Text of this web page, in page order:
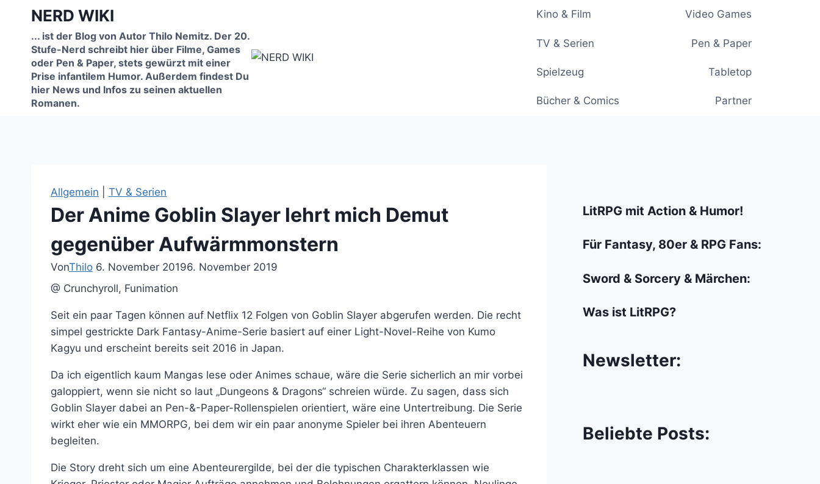
springen
NERD WIKI
... ist der Blog von Autor Thilo Nemitz. Der 20.
Stufe-Nerd schreibt hier über Filme, Games
oder Pen & Paper, stets gewürzt mit einer
Prise infantilem Humor. Außerdem findest Du
hier News und Infos zu seinen aktuellen
Romanen.
Kino & Film Video Games
TV & Serien Pen & Paper
Spielzeug Tabletop
Bücher & Comics Partner
Allgemein TV & Serien
Der Anime Goblin Slayer lehrt mich Demut
gegenüber Aufwärmmonstern
VonThilo 6. November 20196. November 2019
@ Crunchyroll, Funimation
Seit ein paar Tagen können auf Netflix 12 Folgen von Goblin Slayer abgerufen werden. Die recht
simpel gestrickte Dark Fantasy-Anime-Serie basiert auf einer Light-Novel-Reihe von Kumo
Kagyu und erscheint bereits seit 2016 in Japan.
Da ich eigentlich kaum Mangas lese oder Animes schaue, wäre die Serie sicherlich an mir vorbei
galoppiert, wenn sie nicht so laut „Dungeons & Dragons“ schreien würde. Zu sagen, dass sich
Goblin Slayer dabei an Pen-&-Paper-Rollenspielen orientiert, wäre eine Untertreibung. Die Serie
wirkt eher wie ein MMORPG, bei dem wir ein paar anonyme Spieler bei ihren Abenteuern
begleiten.
Die Story dreht sich um eine Abenteurergilde, bei der die typischen Charakterklassen wie
LitRPG mit Action & Humor!
Für Fantasy, 80er & RPG Fans:
Sword & Sorcery & Märchen:
Was ist LitRPG?
Newsletter:
Beliebte Posts: